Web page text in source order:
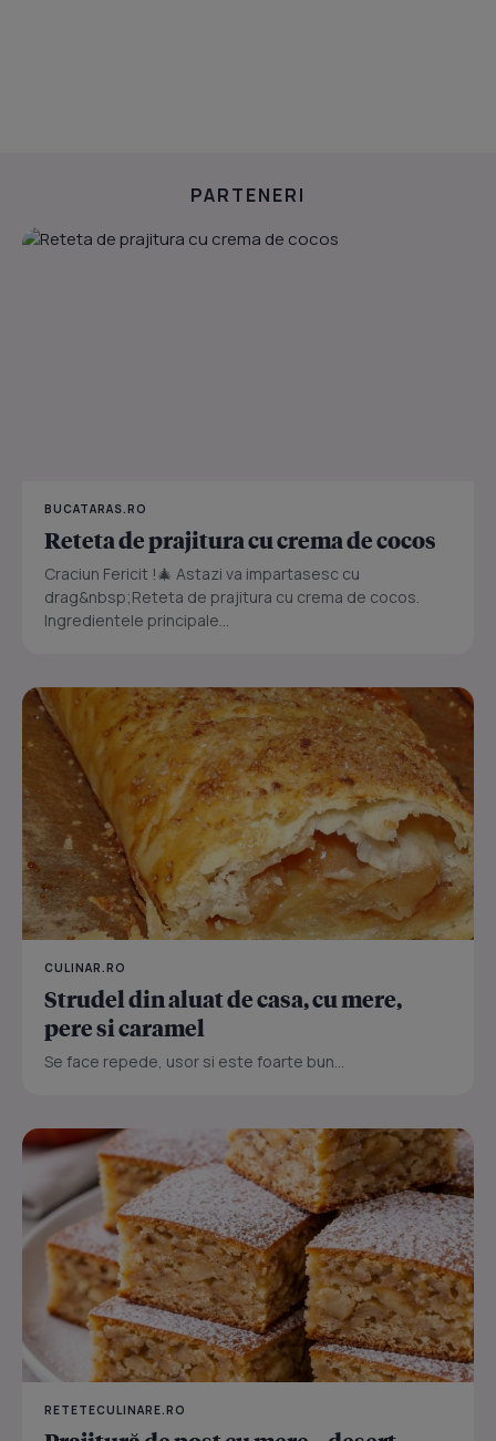
PARTENERI
BUCATARAS.RO
Reteta de prajitura cu crema de cocos
Craciun Fericit !🎄 Astazi va impartasesc cu
drag&nbsp;Reteta de prajitura cu crema de cocos.
Ingredientele principale...
CULINAR.RO
Strudel din aluat de casa, cu mere,
pere si caramel
Se face repede, usor si este foarte bun...
RETETECULINARE.RO